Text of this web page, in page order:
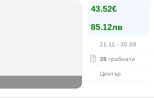
43.52€
85.12лв
21.11 - 30.09
38 грабнати
Център